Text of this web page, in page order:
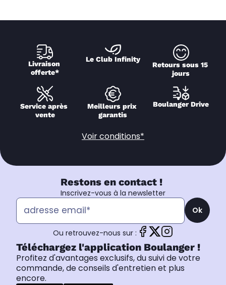
Livraison
offerte*
Le Club Infinity
Retours sous 15
jours
Service après
vente
Meilleurs prix
garantis
Boulanger Drive
Voir conditions*
Restons en contact !
Inscrivez-vous à la newsletter
Ok
Ou retrouvez-nous sur :
Téléchargez l'application Boulanger !
Profitez d'avantages exclusifs, du suivi de votre
commande, de conseils d'entretien et plus
encore.